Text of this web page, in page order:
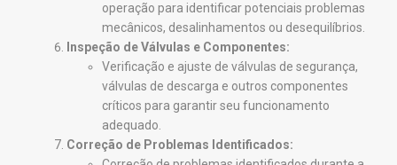
operação para identificar potenciais problemas
mecânicos, desalinhamentos ou desequilíbrios.
Inspeção de Válvulas e Componentes:
Verificação e ajuste de válvulas de segurança,
válvulas de descarga e outros componentes
críticos para garantir seu funcionamento
adequado.
Correção de Problemas Identificados: